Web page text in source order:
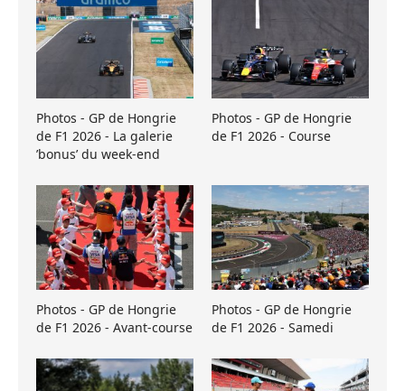
Photos - GP de Hongrie
de F1 2026 - La galerie
’bonus’ du week-end
Photos - GP de Hongrie
de F1 2026 - Course
Photos - GP de Hongrie
de F1 2026 - Avant-course
Photos - GP de Hongrie
de F1 2026 - Samedi